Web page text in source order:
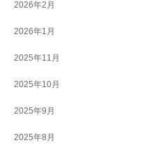
2026年2月
2026年1月
2025年11月
2025年10月
2025年9月
2025年8月